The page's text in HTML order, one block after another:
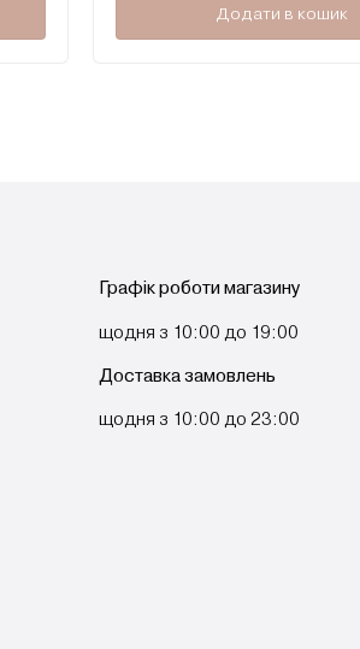
Додати в кошик
Графік роботи магазину
щодня з 10:00 до 19:00
Доставка замовлень
щодня з 10:00 до 23:00